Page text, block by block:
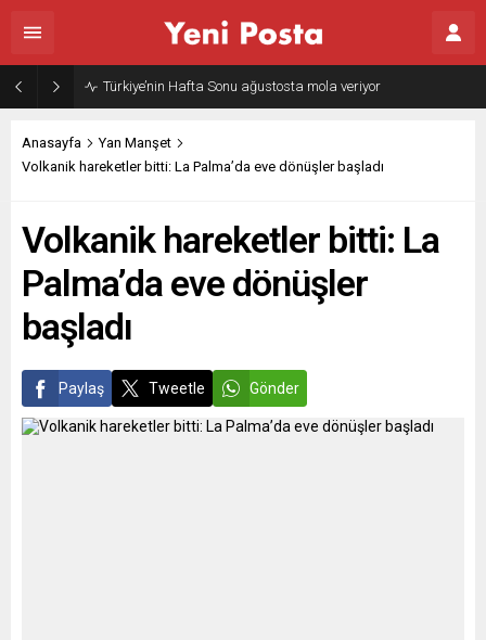
Türkiye’nin Hafta Sonu ağustosta mola veriyor
Anasayfa
Yan Manşet
Volkanik hareketler bitti: La Palma’da eve dönüşler başladı
Volkanik hareketler bitti: La
Palma’da eve dönüşler
başladı
Paylaş Tweetle Gönder